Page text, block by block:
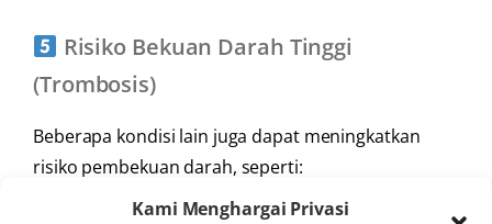
Kami Menghargai Privasi
Risiko Bekuan Darah Tinggi
(Trombosis)
Beberapa kondisi lain juga dapat meningkatkan
risiko pembekuan darah, seperti: